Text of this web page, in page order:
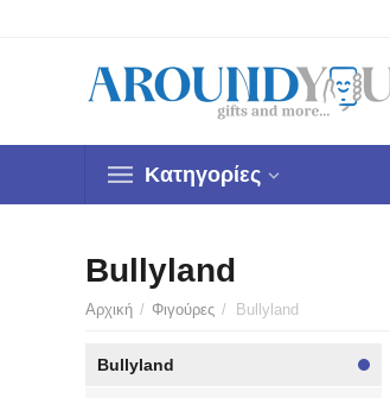
Κατηγορίες
Bullyland
Αρχική / Φιγούρες / Bullyland
Bullyland